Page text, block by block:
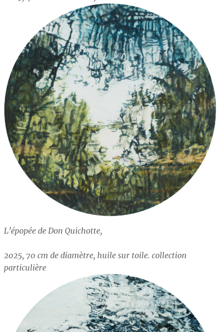
L’épopée de Don Quichotte,
2025, 70 cm de diamètre, huile sur toile. collection
particulière